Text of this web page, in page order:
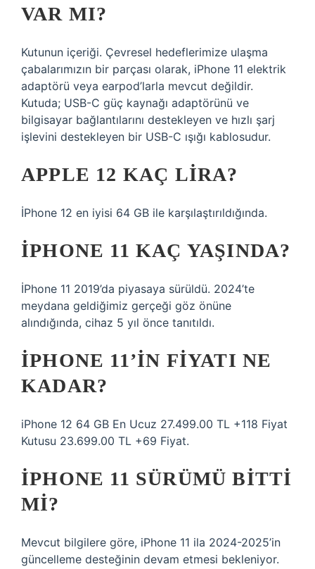
VAR MI?
Kutunun içeriği. Çevresel hedeflerimize ulaşma
çabalarımızın bir parçası olarak, iPhone 11 elektrik
adaptörü veya earpod’larla mevcut değildir.
Kutuda; USB-C güç kaynağı adaptörünü ve
bilgisayar bağlantılarını destekleyen ve hızlı şarj
işlevini destekleyen bir USB-C ışığı kablosudur.
APPLE 12 KAÇ LIRA?
İPhone 12 en iyisi 64 GB ile karşılaştırıldığında.
IPHONE 11 KAÇ YAŞINDA?
İPhone 11 2019’da piyasaya sürüldü. 2024’te
meydana geldiğimiz gerçeği göz önüne
alındığında, cihaz 5 yıl önce tanıtıldı.
IPHONE 11’IN FIYATI NE
KADAR?
iPhone 12 64 GB En Ucuz 27.499.00 TL +118 Fiyat
Kutusu 23.699.00 TL +69 Fiyat.
IPHONE 11 SÜRÜMÜ BITTI
MI?
Mevcut bilgilere göre, iPhone 11 ila 2024-2025’in
güncelleme desteğinin devam etmesi bekleniyor.